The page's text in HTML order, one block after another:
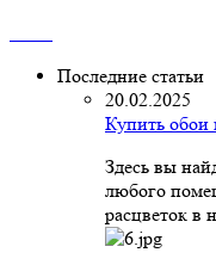
Последние статьи
20.02.2025
Купить обои
Здесь вы
любого
расцветок в